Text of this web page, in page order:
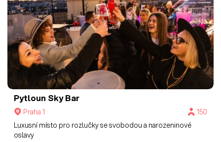
Pytloun Sky Bar
Praha 1
150
Luxusní místo pro rozlučky se svobodou a narozeninové
oslavy